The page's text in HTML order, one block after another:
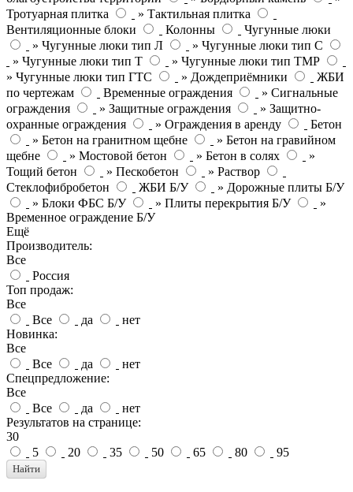
Тротуарная плитка
» Тактильная плитка
Вентиляционные блоки
Колонны
Чугунные люки
» Чугунные люки тип Л
» Чугунные люки тип С
» Чугунные люки тип Т
» Чугунные люки тип ТМР
» Чугунные люки тип ГТС
» Дождеприёмники
ЖБИ
по чертежам
Временные ограждения
» Сигнальные
ограждения
» Защитные ограждения
» Защитно-
охранные ограждения
» Ограждения в аренду
Бетон
» Бетон на гранитном щебне
» Бетон на гравийном
щебне
» Мостовой бетон » Бетон в солях
»
Тощий бетон
» Пескобетон
» Раствор
Стеклофибробетон
ЖБИ Б/У
» Дорожные плиты Б/У
» Блоки ФБС Б/У
» Плиты перекрытия Б/У
»
Временное ограждение Б/У
Ещё
Производитель:
Все
Россия
Топ продаж:
Все
Все
да
нет
Новинка:
Все
Все
да
нет
Спецпредложение:
Все
Все
да
нет
Результатов на странице:
30
5
20 35 50 65 80 95
Найти